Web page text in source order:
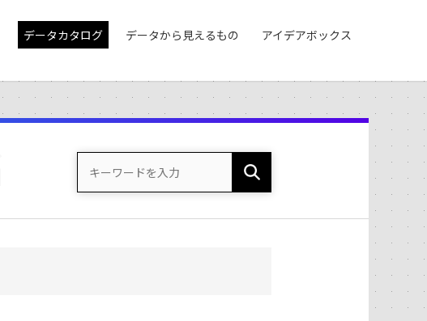
データカタログ データから見えるもの アイデアボックス